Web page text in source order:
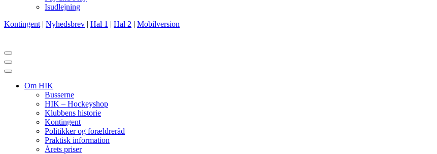
Isudlejning
Kontingent | Nyhedsbrev | Hal 1 | Hal 2 | Mobilversion
Navigation
menu
Navigation
menu
Om HIK
Busserne
HIK – Hockeyshop
Klubbens historie
Kontingent
Politikker og forældreråd
Praktisk information
Årets priser